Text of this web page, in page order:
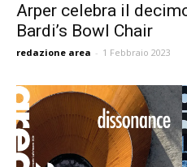
Arper celebra il
Bardi’s Bowl Chair
redazione area - 1 Febbraio 2023